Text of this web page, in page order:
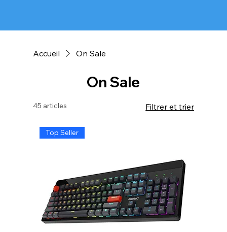
Accueil On Sale
On Sale
45 articles Filtrer et trier
Top Seller